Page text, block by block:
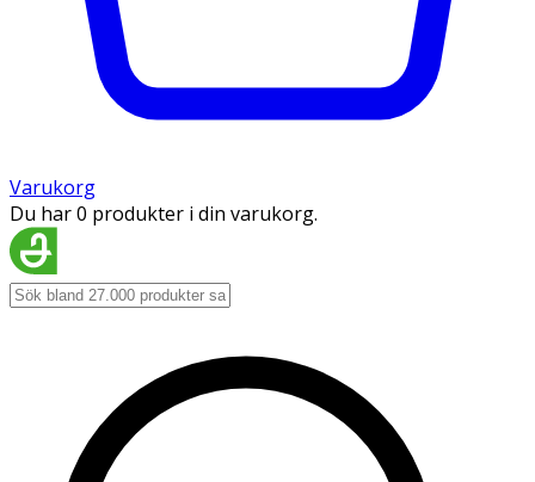
Varukorg
Du har 0 produkter i din varukorg.